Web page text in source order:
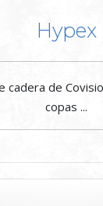
Hypex
cadera de
copas ...